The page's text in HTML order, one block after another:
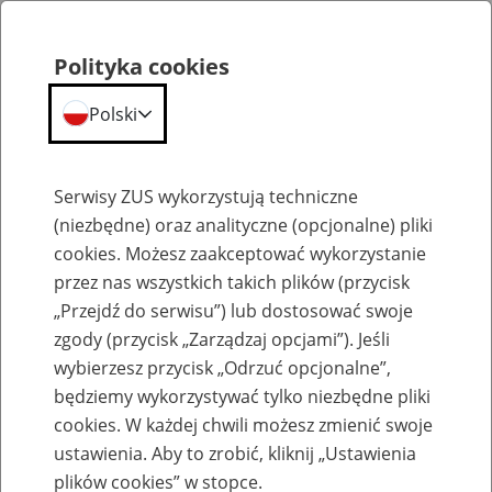
Emerytury
Baza zlikwidowanych lub
przekształconych zakładów pracy
Polityka cookies
Polski
Serwisy ZUS wykorzystują techniczne
(niezbędne) oraz analityczne (opcjonalne) pliki
cookies. Możesz zaakceptować wykorzystanie
przez nas wszystkich takich plików (przycisk
„Przejdź do serwisu”) lub dostosować swoje
zgody (przycisk „Zarządzaj opcjami”). Jeśli
wybierzesz przycisk „Odrzuć opcjonalne”,
będziemy wykorzystywać tylko niezbędne pliki
cookies. W każdej chwili możesz zmienić swoje
ustawienia. Aby to zrobić, kliknij „Ustawienia
plików cookies” w stopce.